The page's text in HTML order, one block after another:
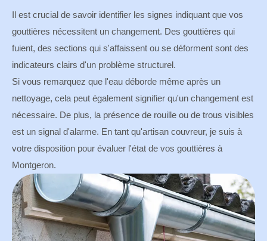
Il est crucial de savoir identifier les signes indiquant que vos
gouttières nécessitent un changement. Des gouttières qui
fuient, des sections qui s'affaissent ou se déforment sont des
indicateurs clairs d'un problème structurel.
Si vous remarquez que l'eau déborde même après un
nettoyage, cela peut également signifier qu'un changement est
nécessaire. De plus, la présence de rouille ou de trous visibles
est un signal d'alarme. En tant qu'artisan couvreur, je suis à
votre disposition pour évaluer l'état de vos gouttières à
Montgeron.